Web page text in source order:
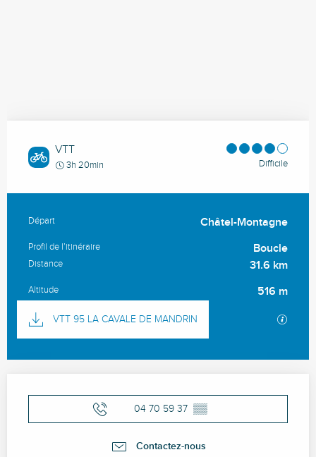
VTT
3h 20min Difficile
Informations pratiques
Départ Châtel-Montagne
Profil de l’itinéraire Boucle
Distance 31.6 km
Altitude 516 m
Documentation
VTT 95 LA CAVALE DE MANDRIN
Ouverture et coordonnées
04 70 59 37 ▒▒
Contactez-nous